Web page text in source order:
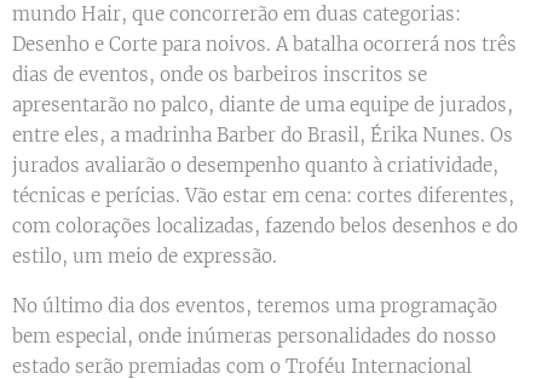
mundo Hair, que concorrerão em duas categorias:
Desenho e Corte para noivos. A batalha ocorrerá nos três
dias de eventos, onde os barbeiros inscritos se
apresentarão no palco, diante de uma equipe de jurados,
entre eles, a madrinha Barber do Brasil, Érika Nunes. Os
jurados avaliarão o desempenho quanto à criatividade,
técnicas e perícias. Vão estar em cena: cortes diferentes,
com colorações localizadas, fazendo belos desenhos e do
estilo, um meio de expressão.
No último dia dos eventos, teremos uma programação
bem especial, onde inúmeras personalidades do nosso
estado serão premiadas com o Troféu Internacional